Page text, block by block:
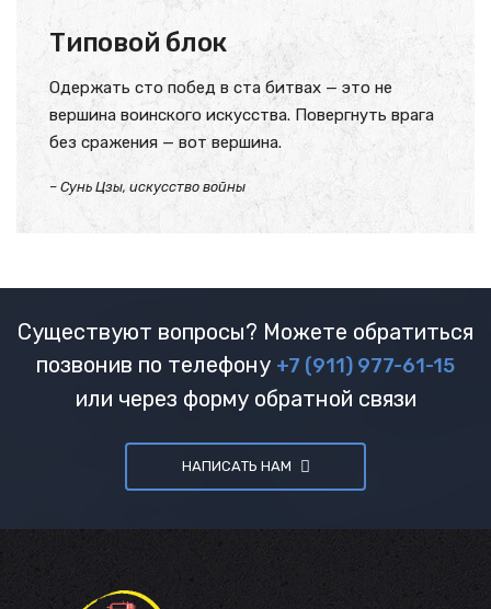
Типовой блок
Одержать сто побед в ста битвах — это не
вершина воинского искусства. Повергнуть врага
без сражения — вот вершина.
– Сунь Цзы, искусство войны
Существуют вопросы? Можете обратиться
позвонив по телефону +7 (911) 977-61-15
или через форму обратной связи
НАПИСАТЬ НАМ